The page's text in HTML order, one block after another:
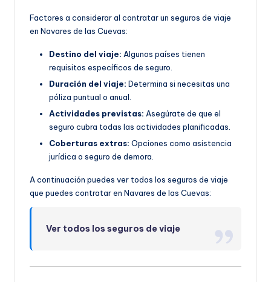
Factores a considerar al contratar un seguros de viaje
en Navares de las Cuevas:
Destino del viaje: Algunos países tienen
requisitos específicos de seguro.
Duración del viaje: Determina si necesitas una
póliza puntual o anual.
Actividades previstas: Asegúrate de que el
seguro cubra todas las actividades planificadas.
Coberturas extras: Opciones como asistencia
jurídica o seguro de demora.
A continuación puedes ver todos los seguros de viaje
que puedes contratar en Navares de las Cuevas:
Ver todos los seguros de viaje